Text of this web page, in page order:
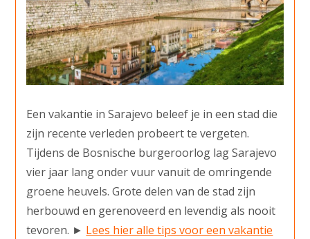
Een vakantie in Sarajevo beleef je in een stad die
zijn recente verleden probeert te vergeten.
Tijdens de Bosnische burgeroorlog lag Sarajevo
vier jaar lang onder vuur vanuit de omringende
groene heuvels. Grote delen van de stad zijn
herbouwd en gerenoveerd en levendig als nooit
tevoren. ► Lees hier alle tips voor een vakantie